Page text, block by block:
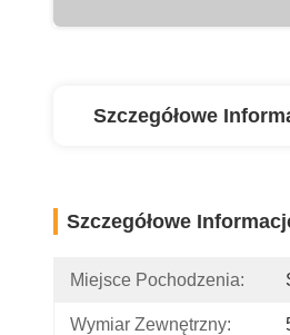
Szczegółowe
Szczegółowe
Miejsce Pochodzenia:
Wymiar Zewnętrzny: